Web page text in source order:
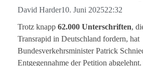
David Harder10. Juni 202522:32
Trotz knapp 62.000 Unterschriften,
Transrapid in Deutschland fordern, hat
Bundesverkehrsminister Patrick
Entgegennahme der Petition